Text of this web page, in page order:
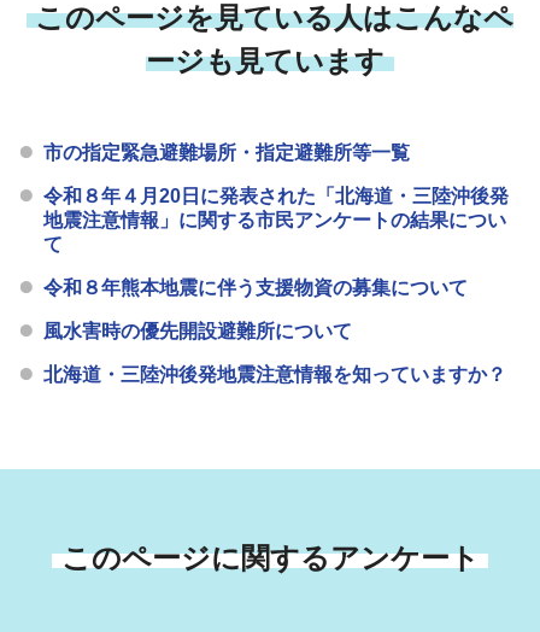
このページを見ている人はこんなペ
ージも見ています
市の指定緊急避難場所・指定避難所等一覧
令和８年４月20日に発表された「北海道・三陸沖後発
地震注意情報」に関する市民アンケートの結果につい
て
令和８年熊本地震に伴う支援物資の募集について
風水害時の優先開設避難所について
北海道・三陸沖後発地震注意情報を知っていますか？
このページに関するアンケート